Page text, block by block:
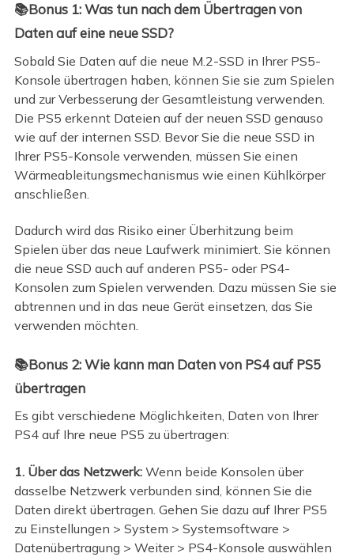
📚Bonus 1: Was tun nach dem Übertragen von
Daten auf eine neue SSD?
Sobald Sie Daten auf die neue M.2-SSD in Ihrer PS5-
Konsole übertragen haben, können Sie sie zum Spielen
und zur Verbesserung der Gesamtleistung verwenden.
Die PS5 erkennt Dateien auf der neuen SSD genauso
wie auf der internen SSD. Bevor Sie die neue SSD in
Ihrer PS5-Konsole verwenden, müssen Sie einen
Wärmeableitungsmechanismus wie einen Kühlkörper
anschließen.
Dadurch wird das Risiko einer Überhitzung beim
Spielen über das neue Laufwerk minimiert. Sie können
die neue SSD auch auf anderen PS5- oder PS4-
Konsolen zum Spielen verwenden. Dazu müssen Sie sie
abtrennen und in das neue Gerät einsetzen, das Sie
verwenden möchten.
📚Bonus 2: Wie kann man Daten von PS4 auf PS5
übertragen
Es gibt verschiedene Möglichkeiten, Daten von Ihrer
PS4 auf Ihre neue PS5 zu übertragen:
1. Über das Netzwerk: Wenn beide Konsolen über
dasselbe Netzwerk verbunden sind, können Sie die
Daten direkt übertragen. Gehen Sie dazu auf Ihrer PS5
zu Einstellungen > System > Systemsoftware >
Datenübertragung > Weiter > PS4-Konsole auswählen